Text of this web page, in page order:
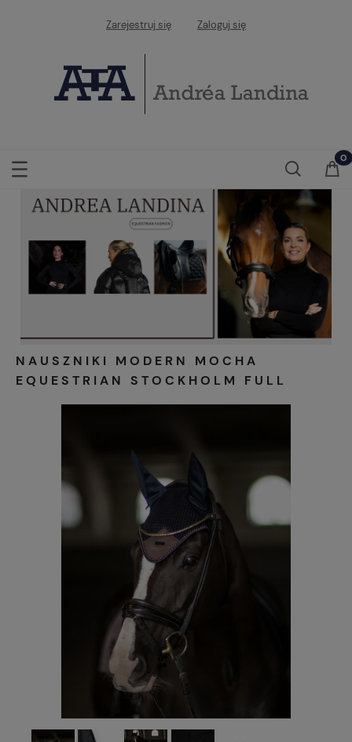
Zarejestruj się Zaloguj się
NAUSZNIKI MODERN MOCHA
EQUESTRIAN STOCKHOLM FULL